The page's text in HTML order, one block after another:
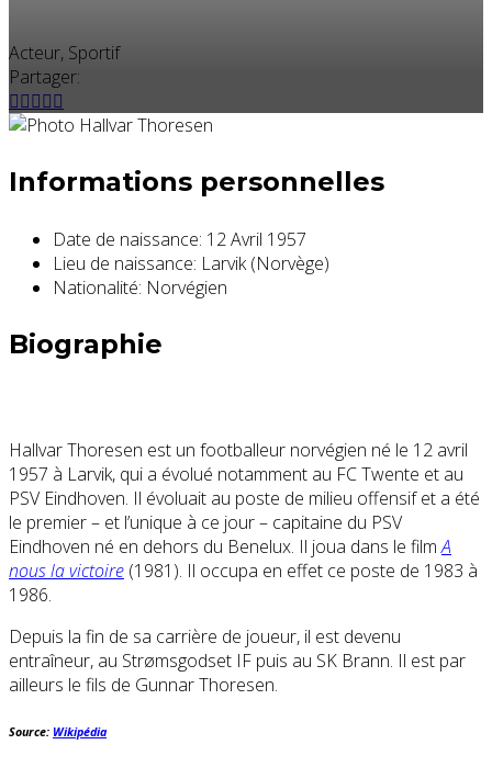
Acteur, Sportif
Partager:
Informations personnelles
Date de naissance: 12 Avril 1957
Lieu de naissance: Larvik (Norvège)
Nationalité: Norvégien
Biographie
Hallvar Thoresen est un footballeur norvégien né le 12 avril
1957 à Larvik, qui a évolué notamment au FC Twente et au
PSV Eindhoven. Il évoluait au poste de milieu offensif et a été
le premier – et l’unique à ce jour – capitaine du PSV
Eindhoven né en dehors du Benelux. Il joua dans le filmA
nous la victoire (1981). Il occupa en effet ce poste de 1983 à
1986.
Depuis la fin de sa carrière de joueur, il est devenu
entraîneur, au Strømsgodset IF puis au SK Brann. Il est par
ailleurs le fils de Gunnar Thoresen.
Source: Wikipédia